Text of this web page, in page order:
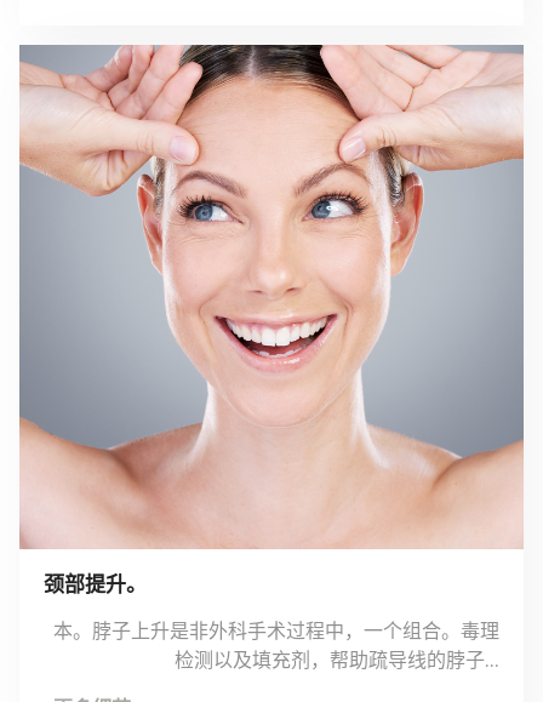
颈部提升。
本。脖子上升是非外科手术过程中，一个组合。毒理
检测以及填充剂，帮助疏导线的脖子...